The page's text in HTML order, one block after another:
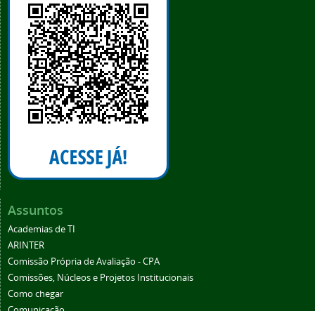
Assuntos
Academias de TI
ARINTER
Comissão Própria de Avaliação - CPA
Comissões, Núcleos e Projetos Institucionais
Como chegar